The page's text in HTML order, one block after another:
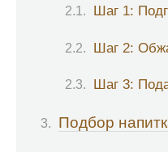
Шаг 1:
Шаг 2:
Шаг 3:
Подбор